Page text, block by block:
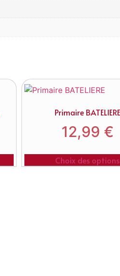
Primaire BATELIERE
12,99 €
Choix des options